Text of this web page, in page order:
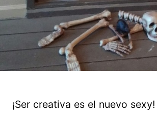
¡Ser creativa es el nuevo sexy!